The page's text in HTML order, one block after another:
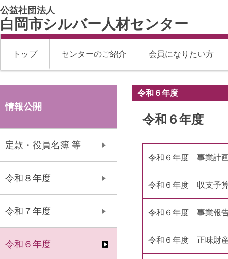
公益社団法人
白岡市シルバー人材センター
トップ センターのご紹介 会員になりたい方
令和６年度
令和６年度
令和６年度 事業計
令和６年度 収支予
令和６年度 事業報
令和６年度 正味財
情報公開
定款・役員名簿 等
令和８年度
令和７年度
令和６年度